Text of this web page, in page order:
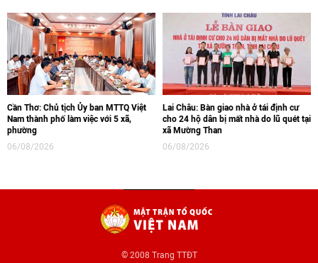
Cần Thơ: Chủ tịch Ủy ban MTTQ Việt
Nam thành phố làm việc với 5 xã,
phường
06/08/2026
Lai Châu: Bàn giao nhà ở tái định cư
cho 24 hộ dân bị mất nhà do lũ quét tại
xã Mường Than
06/08/2026
© 2008 Trang TTĐT